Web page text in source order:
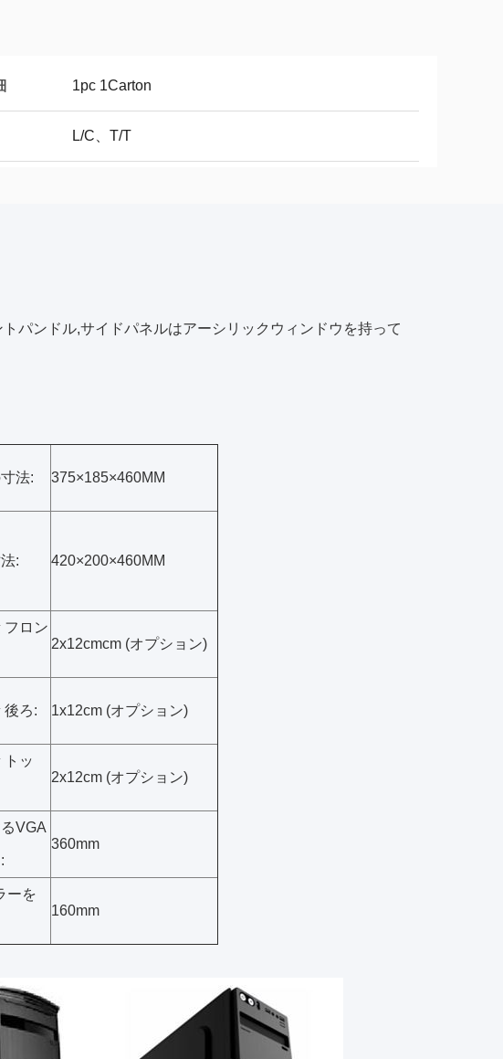
1pc 1Carton
L/C、T/T
パンドル,サイドパネルはアーシリックウィンドウを持って
法: 375×185×460MM
: 420×200×460MM
フロン
2x12cmcm (オプション)
後ろ: 1x12cm (オプション)
トッ
2x12cm (オプション)
VGA
360mm
ーを
160mm